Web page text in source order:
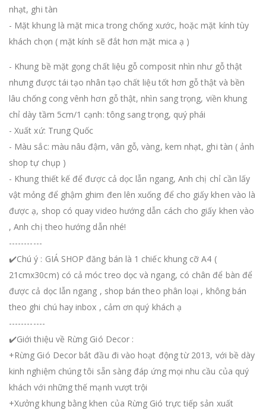
nhạt, ghi tàn
- Mặt khung là mặt mica trong chống xước, hoặc mặt kính tùy
khách chọn ( mặt kính sẽ đắt hơn mặt mica ạ )
- Khung bề mặt gọng chất liệu gỗ composit nhìn như gỗ thật
nhưng được tái tạo nhân tạo chất liệu tốt hơn gỗ thật và bền
lâu chống cong vênh hơn gỗ thật, nhìn sang trọng, viền khung
chỉ dày tầm 5cm/1 cạnh: tông sang trọng, quý phái
- Xuất xứ: Trung Quốc
- Màu sắc: màu nâu đậm, vân gỗ, vàng, kem nhạt, ghi tàn ( ảnh
shop tự chụp )
- Khung thiết kế để được cả dọc lẫn ngang, Anh chị chỉ cần lấy
vật mỏng để ghậm ghim đen lên xuống để cho giấy khen vào là
được ạ, shop có quay video hướng dẫn cách cho giấy khen vào
, Anh chị theo hướng dẫn nhé!
-----------
✔️Chú ý : GIÁ SHOP đăng bán là 1 chiếc khung cỡ A4 (
21cmx30cm) có cả móc treo dọc và ngang, có chân để bàn để
được cả dọc lẫn ngang , shop bán theo phân loại , không bán
theo ghi chú hay inbox , cảm ơn quý khách ạ
------------
✔️Giới thiệu về Rừng Gió Decor :
+Rừng Gió Decor bắt đầu đi vào hoạt động từ 2013, với bề dày
kinh nghiệm chúng tôi sẵn sàng đáp ứng mọi nhu cầu của quý
khách với những thế mạnh vượt trội
+Xưởng khung bằng khen của Rừng Gió trực tiếp sản xuất